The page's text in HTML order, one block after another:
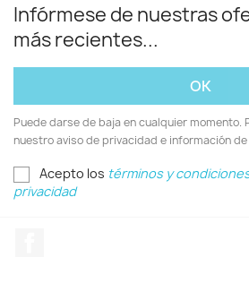
Infórmese de nuestras
más recientes...
Puede darse de baja en cualquier momento.
nuestro aviso de privacidad e información
Acepto los términos y
privacidad